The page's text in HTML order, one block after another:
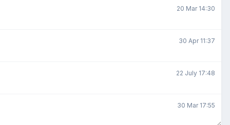
20 Mar 14:30
30 Apr 11:37
22 July 17:48
30 Mar 17:55